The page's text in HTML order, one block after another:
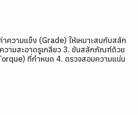
าความแข็ง (Grade) ให้เหมาะสมกับสลัก
ามสะอาดรูเกลียว 3. ขันสลักภัณฑ์ด้วย
ที่กำหนด 4. ตรวจสอบความแน่น